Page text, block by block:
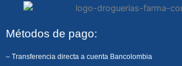
Métodos de pago:
– Transferencia directa a cuenta Bancolombia